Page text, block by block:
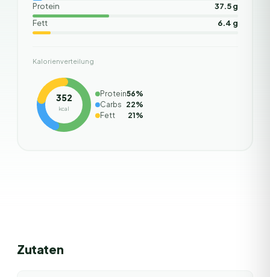
Protein
37.5 g
Fett
6.4 g
Kalorienverteilung
352
kcal
Protein56%
Carbs 22%
Fett
21%
Zutaten